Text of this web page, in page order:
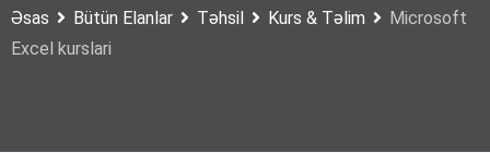
Əsas Bütün Elanlar Təhsil Kurs & Təlim
Microsoft
Excel kurslari